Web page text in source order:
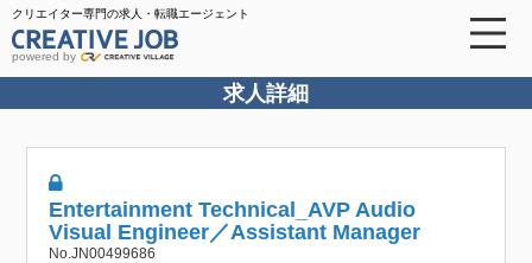
クリエイター専門の求人・転職エージェント
powered by
求人詳細
Entertainment Technical_AVP Audio
Visual Engineer／Assistant Manager
No.JN00499686